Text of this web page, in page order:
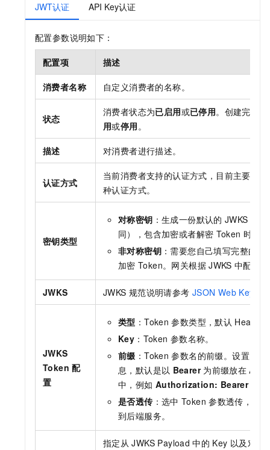
JWT认证 API Key认证
配置参数说明如下：
配置项 描述
消费者名称 自定义消费者的名称。
状态
消费者状态为已启用或已停用。创建完成
用或停用。
描述 对消费者进行描述。
认证方式
当前消费者支持的认证方式，目前主要支持
种认证方式。
密钥类型
对称密钥 ：生成一份默认的 JWKS
同），包含加密或者解密 Token 时使
非对称密钥 ：需要您自己填写完整的
加密 Token。网关根据 JWKS 中配置
JWKS JWKS 规范说明请参考 JSON Web Key
JWKS
Token 配
置
类型 ：Token 参数类型，默认 Header
Key ：Token 参数名称。
前缀 ：Token 参数名的前缀。设置需要
息，默认是以 Bearer 为前缀放在
中，例如 Authorization: Bearer
是否透传 ：选中 Token 参数透传，表
到后端服务。
指定从 JWKS Payload 中的 Key 以及对应